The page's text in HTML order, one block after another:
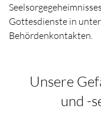
Gottesdienste in
Behördenkontakten.
Unsere
und -